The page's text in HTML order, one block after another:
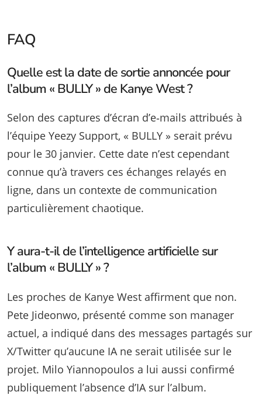
FAQ
Quelle est la date de sortie annoncée pour
l’album « BULLY » de Kanye West ?
Selon des captures d’écran d’e‑mails attribués à
l’équipe Yeezy Support, « BULLY » serait prévu
pour le 30 janvier. Cette date n’est cependant
connue qu’à travers ces échanges relayés en
ligne, dans un contexte de communication
particulièrement chaotique.
Y aura-t-il de l’intelligence artificielle sur
l’album « BULLY » ?
Les proches de Kanye West affirment que non.
Pete Jideonwo, présenté comme son manager
actuel, a indiqué dans des messages partagés sur
X/Twitter qu’aucune IA ne serait utilisée sur le
projet. Milo Yiannopoulos a lui aussi confirmé
publiquement l’absence d’IA sur l’album.